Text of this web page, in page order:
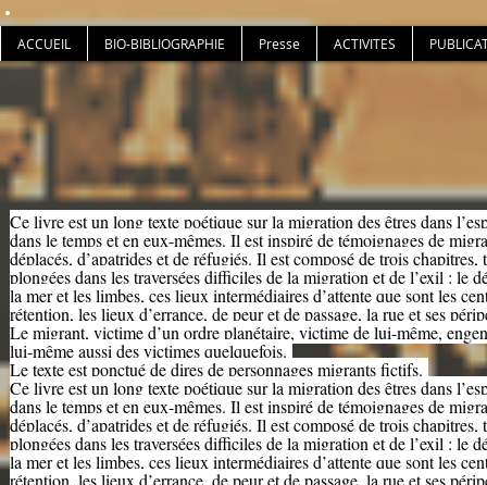
ACCUEIL BIO-BIBLIOGRAPHIE Presse ACTIVITES
Ce livre est un long texte poétique sur la migration des êtres dans
dans le temps et en eux-mêmes. Il est inspiré de témoignages de
déplacés, d’apatrides et de réfugiés. Il est composé de trois chapitres,
plongées dans les traversées difficiles de la migration et de l’exil : le
la mer et les limbes, ces lieux intermédiaires d’attente que sont les
rétention, les lieux d’errance, de peur et de passage, la rue et ses
Le migrant, victime d’un ordre planétaire, victime de lui-même,
lui-même aussi des victimes quelquefois.
Le texte est ponctué de dires de personnages migrants fictifs.
Ce livre est un long texte poétique sur la migration des êtres dans
dans le temps et en eux-mêmes. Il est inspiré de témoignages de
déplacés, d’apatrides et de réfugiés. Il est composé de trois chapitres,
plongées dans les traversées difficiles de la migration et de l’exil : le
la mer et les limbes, ces lieux intermédiaires d’attente que sont les
rétention, les lieux d’errance, de peur et de passage, la rue et ses